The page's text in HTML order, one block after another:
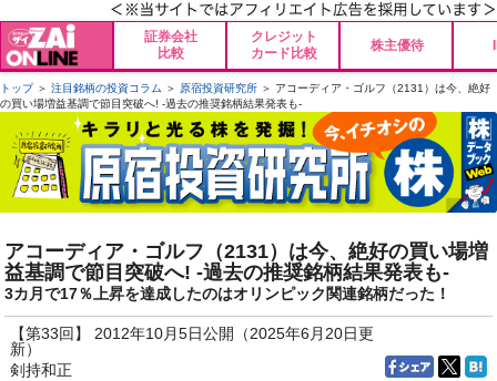
証券会社
比較
クレジット
カード比較
株主優待
トップ＞ 注目銘柄の投資コラム ＞ 原宿投資研究所 ＞ アコーディア・ゴルフ（2131）は今、絶好
の買い場増益基調で節目突破へ! -過去の推奨銘柄結果発表も-
アコーディア・ゴルフ（2131）は今、絶好の買い場増
益基調で節目突破へ! -過去の推奨銘柄結果発表も-
3カ月で17％上昇を達成したのはオリンピック関連銘柄だった！
【第33回】 2012年10月5日公開（2025年6月20日更
新）
剣持和正